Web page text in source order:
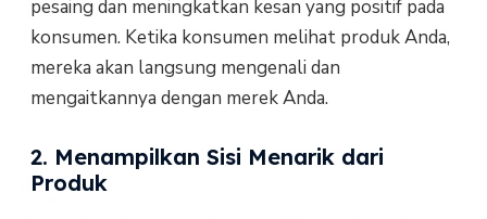
pesaing dan meningkatkan kesan yang positif pada
konsumen. Ketika konsumen melihat produk Anda,
mereka akan langsung mengenali dan
mengaitkannya dengan merek Anda.
2. Menampilkan Sisi Menarik dari
Produk